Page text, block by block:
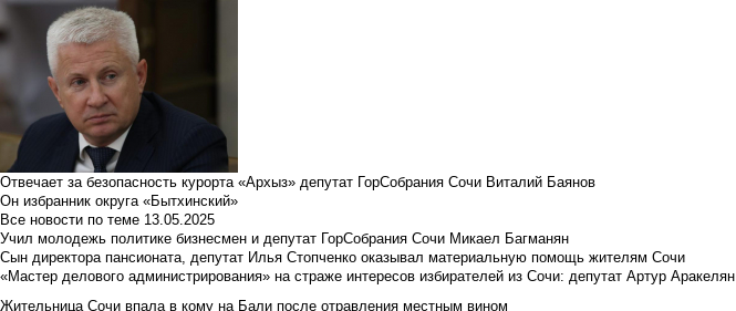
Отвечает за безопасность курорта «Архыз» депутат ГорСобрания Сочи Виталий Баянов
Он избранник округа «Бытхинский»
Все новости по теме 13.05.2025
Учил молодежь политике бизнесмен и депутат ГорСобрания Сочи Микаел Багманян
Сын директора пансионата, депутат Илья Стопченко оказывал материальную помощь жителям Сочи
«Мастер делового администрирования» на страже интересов избирателей из Сочи: депутат Артур Аракелян
Жительница Сочи впала в кому на Бали после отравления местным вином